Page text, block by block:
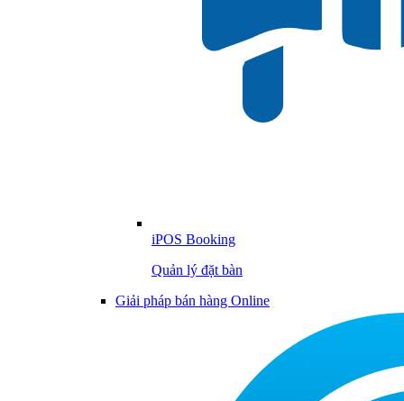
iPOS Booking
Quản lý đặt bàn
Giải pháp bán hàng Online